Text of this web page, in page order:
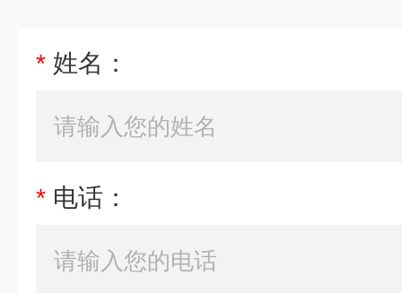
* 姓名：
* 电话：